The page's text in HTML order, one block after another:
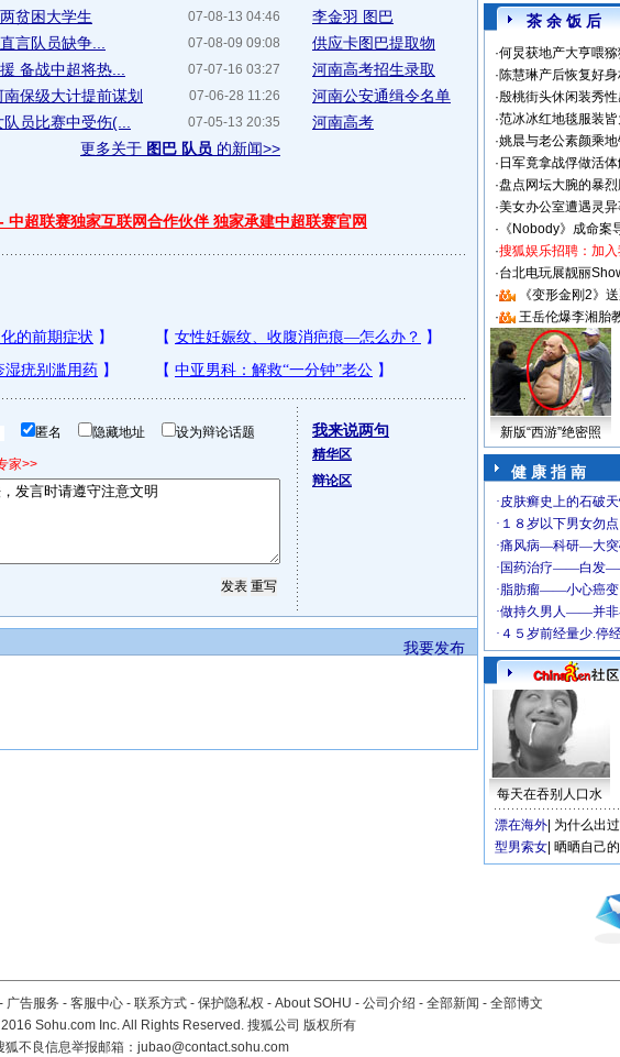
07-08-13 04:46
贫困大学生
07-08-09 09:08
言队员缺争...
07-07-16 03:27
备战中超将热...
07-06-28 11:26
保级大计提前谋划
07-05-13 20:35
员比赛中受伤(...
更多关于 图巴 队员 的新闻>>
李金羽 图巴
供应卡图巴提取物
河南高考招生录取
河南公安通缉令名单
河南高考
中超联赛独家互联网合作伙伴 独家承建中超联赛官网
匿名 隐藏地址 设为辩论话题
家>>
我来说两句
精华区
辩论区
我要发布
茶 余 饭 后
·何炅获地产大亨喂
·陈慧琳产后恢复好
·殷桃街头休闲装秀
·范冰冰红地毯服装
·姚晨与老公素颜乘地
· 日军竟拿战俘做活体
·盘点网坛大腕的暴
·美女办公室遭遇灵
· 《Nobody》成命案
·搜狐娱乐招聘：加入
·台北电玩展靓丽
·
《变形金刚2》送
·
王岳伦爆李湘胎
新版“西游”绝密照
健 康 指 南
每天在吞别人口水
漂在海外 为什么出
型男索女 晒晒自己
- 广告服务 - 客服中心 - 联系方式 - 保护隐私权 - About SOHU - 公司介绍 - 全部新闻 - 全部博文
Sohu.com Inc. All Rights Reserved. 搜狐公司 版权所有
狐不良信息举报邮箱： jubao@contact.sohu.com